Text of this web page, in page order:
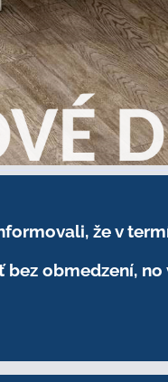
že v
obmedzení,